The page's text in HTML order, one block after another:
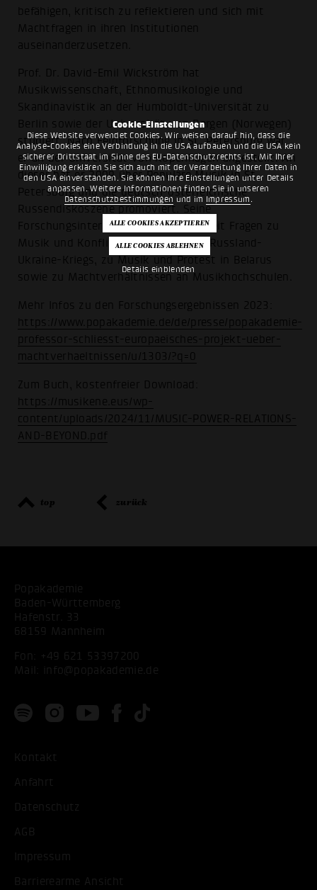
Cookie-Einstellungen
Diese Website verwendet Cookies. Wir weisen darauf hin, dass die
Analyse-Cookies eine Verbindung in die USA aufbauen und die USA kein
sicherer Drittstaat im Sinne des EU-Datenschutzrechts ist. Mit Ihrer
Einwilligung erklären Sie sich auch mit der Verarbeitung Ihrer Daten in
den USA einverstanden. Sie können Ihre Einstellungen unter Details
anpassen. Weitere Informationen finden Sie in unseren
Datenschutzbestimmungen und im Impressum .
Details einblenden
befähigen, kritisch zu reflektieren und sich mit
Machtfragen in ihren Institutionen
auseinanderzusetzen.
Prof. Dr. David-Emil Wickström hat
Musikwissenschaft, Ethnomusikologie und
Skandinavistik an der Humboldt-Universität zu
Berlin sowie der Universität von Bergen (Norwegen)
studiert. Nach Feldforschung in St. Petersburg war
er an der Universität von Kopenhagen angestellt. An
dieser hat er 2009 über Populäre Musik in St.
Petersburg und die deutsch-österreichische
Russendiskoszene promoviert. Seine
Forschungsinteressen umfassen zurzeit Fragen zu
Musik und Konflikt am Beispiel des Russland-
Ukraine-Kriegs, zu Musik und Protest in Belarus
sowie zu Machtverhältnissen an Musikhochschulen.
Mehr Infos zu den Forschungsergebnissen 2023:
https://www.popakademie.de/de/presse/popakademie-
professor-schliesst-europaeisches-projekt-ueber-
machtverhaeltnissen/u/1303/?q=0
Zum Buch, kostenfreier Download:
https://musikene.eus/wp-
content/uploads/2024/11/MUSIC-POWER-RELATIONS-
AND-BEYOND.pdf
top zurück
Popakademie
Baden-Württemberg
Hafenstr. 33
68159 Mannheim
Fon:
+49 621 53397200
Mail:
info@popakademie.de
Kontakt
Anfahrt
Datenschutz
AGB
Impressum
Barrierearme Ansicht